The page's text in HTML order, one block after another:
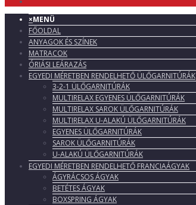
×MENÜ
FŐOLDAL
ANYAGOK ÉS SZÍNEK
MATRACOK
ÓRIÁSI LEÁRAZÁS
EGYEDI MÉRETBEN RENDELHETŐ ÜLŐGARNITÚRÁK
3-2-1 ÜLŐGARNITÚRÁK
MULTIRELAX EGYENES ÜLŐGARNITÚRÁK
MULTIRELAX SAROK ÜLŐGARNITÚRÁK
MULTIRELAX U-ALAKÚ ÜLŐGARNITÚRÁK
EGYENES ÜLŐGARNITÚRÁK
SAROK ÜLŐGARNITÚRÁK
U-ALAKÚ ÜLŐGARNITÚRÁK
EGYEDI MÉRETBEN RENDELHETŐ FRANCIAÁGYAK
ÁGYRÁCSOS ÁGYAK
BETÉTES ÁGYAK
BOXSPRING ÁGYAK